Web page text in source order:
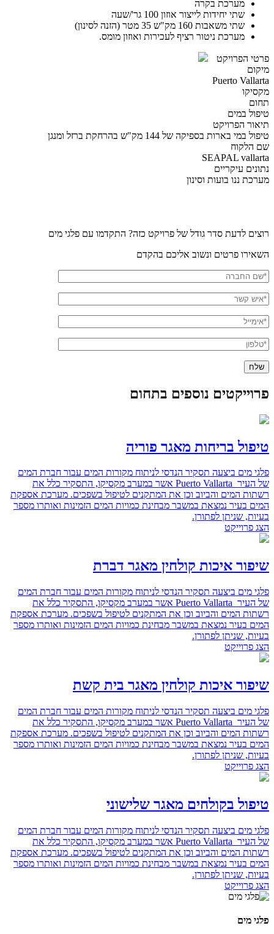
מערכת בקרה
שתי יחידות לייצור אוזון 100 גר'/שעה
שתי משאבות 160 מק"ש 35 מטר (הזנה לסינון)
מערכת ניטור רציף לעכירות ואוזון מומס.
פרטי הפרויקט
מיקום
Puerto Vallarta
מקסיקו
תחום
טיפול במים
תיאור הפרויקט
טיפול במי בארות בספיקה של 144 מק"ש בהרחקת ברזל ומנגן
שם הלקוח
SEAPAL vallarta
נתונים עיקריים
מערכת ננו בועות וסינון
רוצים לדעת סדר גודל של פרויקט כזה? התקדמו עם פלגי מים
השאירו פרטים ונשוב אליכם בהקדם
פרוייקטים נוספים בתחום
טיפול בריחות מאגר פוריה
פלגי מים ביצעה תסקיר הנדסי לניתוח מקורות המים עבור חברת המים
של העיר ‏Puerto Vallarta ‎‏ אשר במערב ‏מקסיקו, התסקיר כלל את
רשתות המים והביוב וכן את המתקנים לטיפול בשפכים.‏ מערכת אספקת
המים בעיר נמצאת במשבר מבחינת כמויות המים הזמינות ואותרו מספר
בעיות, שניתן ‏לפתורן.‏
הצג פרוייקט
שיפור איכות קולחין מאגר דברת
פלגי מים ביצעה תסקיר הנדסי לניתוח מקורות המים עבור חברת המים
של העיר ‏Puerto Vallarta ‎‏ אשר במערב ‏מקסיקו, התסקיר כלל את
רשתות המים והביוב וכן את המתקנים לטיפול בשפכים.‏ מערכת אספקת
המים בעיר נמצאת במשבר מבחינת כמויות המים הזמינות ואותרו מספר
בעיות, שניתן ‏לפתורן.‏
הצג פרוייקט
שיפור איכות קולחין מאגר בית קשת
פלגי מים ביצעה תסקיר הנדסי לניתוח מקורות המים עבור חברת המים
של העיר ‏Puerto Vallarta ‎‏ אשר במערב ‏מקסיקו, התסקיר כלל את
רשתות המים והביוב וכן את המתקנים לטיפול בשפכים.‏ מערכת אספקת
המים בעיר נמצאת במשבר מבחינת כמויות המים הזמינות ואותרו מספר
בעיות, שניתן ‏לפתורן.‏
הצג פרוייקט
טיפול בקולחים מאגר שלישוני
פלגי מים ביצעה תסקיר הנדסי לניתוח מקורות המים עבור חברת המים
של העיר ‏Puerto Vallarta ‎‏ אשר במערב ‏מקסיקו, התסקיר כלל את
רשתות המים והביוב וכן את המתקנים לטיפול בשפכים.‏ מערכת אספקת
המים בעיר נמצאת במשבר מבחינת כמויות המים הזמינות ואותרו מספר
בעיות, שניתן ‏לפתורן.‏
הצג פרוייקט
פלגי מים